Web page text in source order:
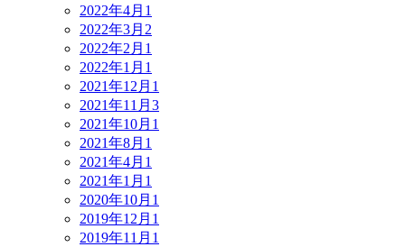
2022年4月 1
2022年3月 2
2022年2月 1
2022年1月 1
2021年12月 1
2021年11月 3
2021年10月 1
2021年8月 1
2021年4月 1
2021年1月 1
2020年10月 1
2019年12月 1
2019年11月 1